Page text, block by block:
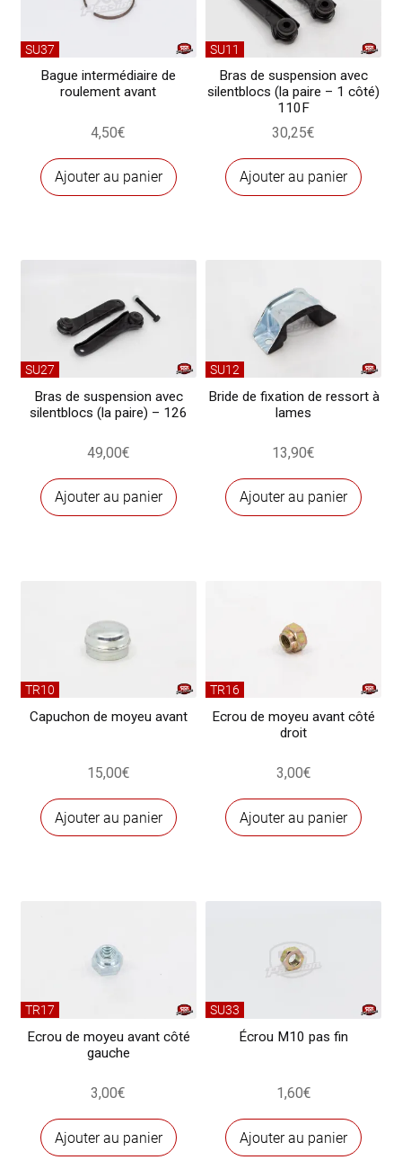
SU37
Bague intermédiaire de
roulement avant
4,50€
Ajouter au panier
SU11
Bras de suspension avec
silentblocs (la paire – 1 côté)
110F
30,25€
Ajouter au panier
SU27
Bras de suspension avec
silentblocs (la paire) – 126
49,00€
Ajouter au panier
SU12
Bride de fixation de ressort à
lames
13,90€
Ajouter au panier
TR10
Capuchon de moyeu avant
15,00€
Ajouter au panier
TR16
Ecrou de moyeu avant côté
droit
3,00€
Ajouter au panier
TR17
Ecrou de moyeu avant côté
gauche
3,00€
Ajouter au panier
SU33
Écrou M10 pas fin
1,60€
Ajouter au panier